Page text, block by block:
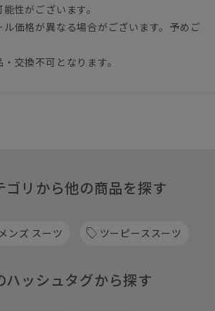
性がございます。
価格が異なる場合がございます。予めご
交換不可となります。
ゴリから他の商品を探す
メンズ スーツ ツーピーススーツ
ハッシュタグから探す